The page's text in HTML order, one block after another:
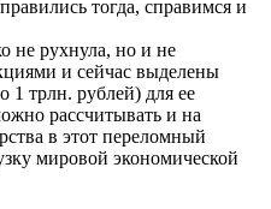
тогда, справимся и
не рухнула, но и не
и сейчас выделены
1 трлн. рублей) для ее
рассчитывать и на
в этот переломный
мировой экономической